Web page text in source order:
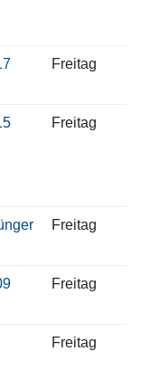
Freitag
Freitag
Freitag
Freitag
Freitag